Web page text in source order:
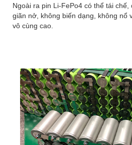
Ngoài ra pin Li-FePo4 có thể tái chế,
giãn nở, không biến dạng, không nổ
vô cùng cao.